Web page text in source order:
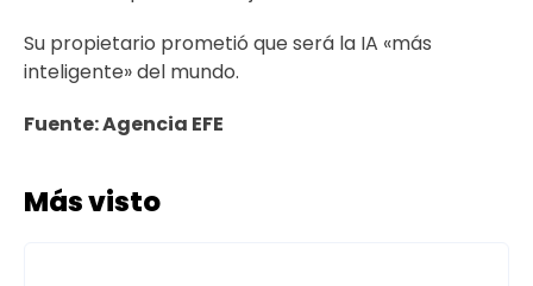
Su propietario prometió que será la IA «más
inteligente» del mundo.
Fuente: Agencia EFE
Más visto